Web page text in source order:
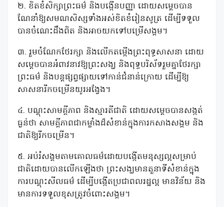
២. ខិតខំសិក្សាព្រះធម៌ និងបង្កើនបញ្ញា ដោយសម្តេចបាន
ណែនាំឱ្យសមណសិស្សទាំងអស់ខិតខំរៀនសូត្រ ដើម្បីទទួល
បានចំណេះដឹងពិត និងអាចយកទៅបម្រើសង្គម។
៣. រួមចំណែកថែរក្សា និងលើកតម្កើងព្រះពុទ្ធសាសនា ដោយ
សម្តេចបានអំពាវនាវឱ្យព្រះសង្ឃ និងពុទ្ធបរិស័ទរួមគ្នាថែរក្សា
ព្រះធម៌ និងបន្តផ្សព្វផ្សាយទៅកាន់ជំនាន់ក្រោយ ដើម្បីឱ្យ
សាសនារីកចម្រើនយូរអង្វែង។
៤. បណ្តុះសាមគ្គីភាព និងស្មារតីជាតិ ដោយសម្តេចបានសង្កត់
ធ្ងន់ថា សាមគ្គីភាពជាកម្លាំងដ៏សំខាន់ក្នុងការកសាងសង្គម និង
ជាតិឱ្យរីកចម្រើន។
៥. អប់រំសង្គមតាមគោលធម៌ដោយបង្កើតមនុស្សល្អសម្រាប់
ជាតិដោយបានលើកឡើងថា ព្រះសង្ឃមានតួនាទីសំខាន់ក្នុង
ការបណ្តុះសីលធម៌ ដើម្បីបង្កើតប្រជាពលរដ្ឋល្អ មានវិន័យ និង
មានការទទួលខុសត្រូវចំពោះសង្គម។